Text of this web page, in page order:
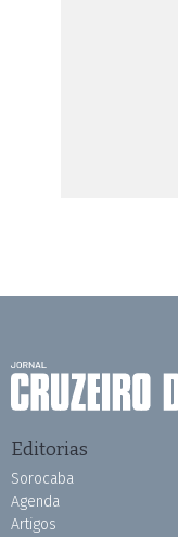
Editorias
Sorocaba
Agenda
Artigos